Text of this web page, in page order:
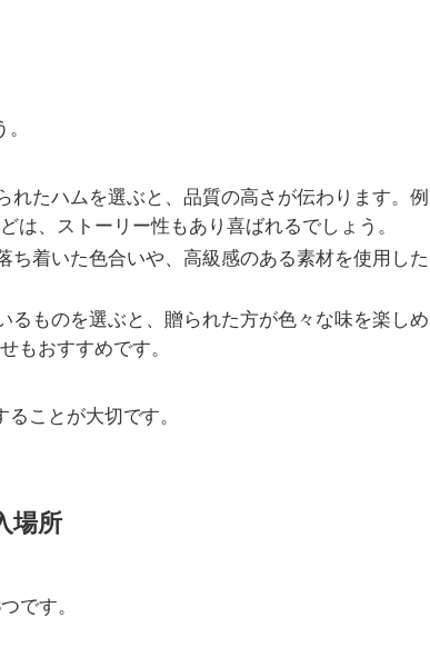
たハムを選ぶと、品質の高さが伝わります。例
、ストーリー性もあり喜ばれるでしょう。
着いた色合いや、高級感のある素材を使用した
るものを選ぶと、贈られた方が色々な味を楽しめ
もおすすめです。
ことが大切です。
場所
です。